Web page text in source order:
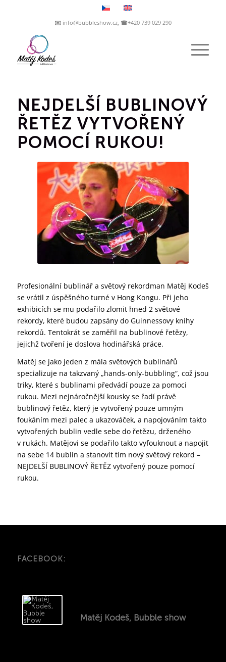
✉️ info@bubbleshow.cz, ☎+420 739 029 290
NEJDELŠÍ BUBLINOVÝ
ŘETĚZ VYTVOŘENÝ
POMOCÍ RUKOU!
Profesionální bublinář a světový rekordman Matěj Kodeš
se vrátil z úspěšného turné v Hong Kongu. Při jeho
exhibicích se mu podařilo zlomit hned 2 světové
rekordy, které budou zapsány do Guinnessovy knihy
rekordů. Tentokrát se zaměřil na bublinové řetězy,
jejichž tvoření je doslova hodinářská práce.
Matěj se jako jeden z mála světových bublinářů
specializuje na takzvaný „hands-only-bubbling“, což jsou
triky, které s bublinami předvádí pouze za pomoci
rukou. Mezi nejnáročnější kousky se řadí právě
bublinový řetěz, který je vytvořený pouze umným
foukáním mezi palec a ukazováček, a napojováním takto
vytvořených bublin vedle sebe do řetězu, drženého
v rukách. Matějovi se podařilo takto vyfouknout a napojit
na sebe 14 bublin a stanovit tím nový světový rekord –
NEJDELŠÍ BUBLINOVÝ ŘETĚZ vytvořený pouze pomocí
rukou.
FACEBOOK:
Matěj Kodeš, Bubble show